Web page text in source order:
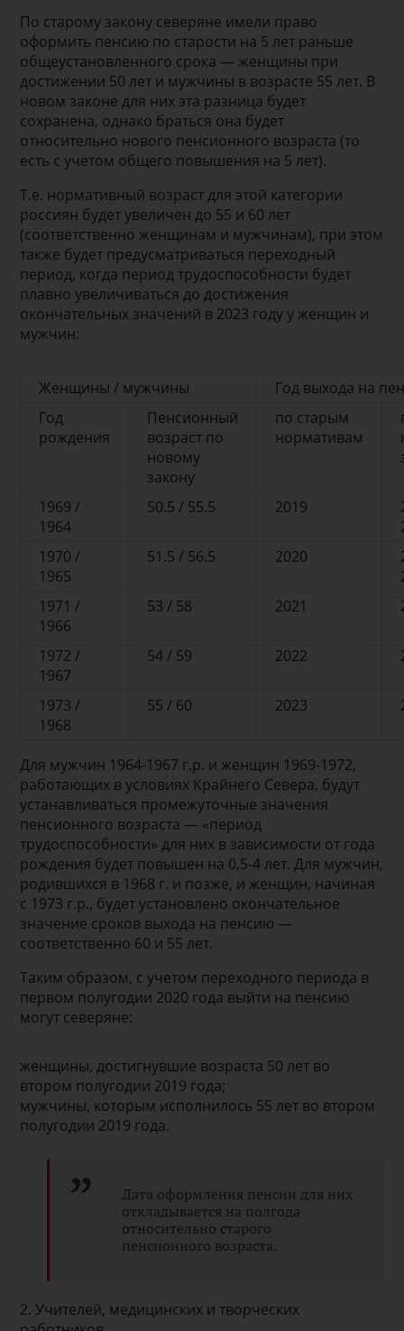
По старому закону северяне имели право
оформить пенсию по старости на 5 лет раньше
общеустановленного срока — женщины при
достижении 50 лет и мужчины в возрасте 55 лет. В
новом законе для них эта разница будет
сохранена, однако браться она будет
относительно нового пенсионного возраста (то
есть с учетом общего повышения на 5 лет).
Т.е. нормативный возраст для этой категории
россиян будет увеличен до 55 и 60 лет
(соответственно женщинам и мужчинам), при этом
также будет предусматриваться переходный
период, когда период трудоспособности будет
плавно увеличиваться до достижения
окончательных значений в 2023 году у женщин и
мужчин:
Женщины / мужчины
Год выхода на
Год
рождения
Пенсионный
возраст по
новому
закону
по старым
нормативам
1969 /
1964
50.5 / 55.5 2019
1970 /
1965
51.5 / 56.5 2020
1971 /
1966
53 / 58 2021
1972 /
1967
54 / 59 2022
1973 /
1968
55 / 60 2023
Для мужчин 1964-1967 г.р. и женщин 1969-1972,
работающих в условиях Крайнего Севера, будут
устанавливаться промежуточные значения
пенсионного возраста — «период
трудоспособности» для них в зависимости от года
рождения будет повышен на 0,5-4 лет. Для мужчин,
родившихся в 1968 г. и позже, и женщин, начиная
с 1973 г.р., будет установлено окончательное
значение сроков выхода на пенсию —
соответственно 60 и 55 лет.
Таким образом, с учетом переходного периода в
первом полугодии 2020 года выйти на пенсию
могут северяне:
женщины, достигнувшие возраста 50 лет во
втором полугодии 2019 года;
мужчины, которым исполнилось 55 лет во втором
полугодии 2019 года.
Дата оформления пенсии для них
откладывается на полгода
относительно старого
пенсионного возраста.
2. Учителей, медицинских и творческих